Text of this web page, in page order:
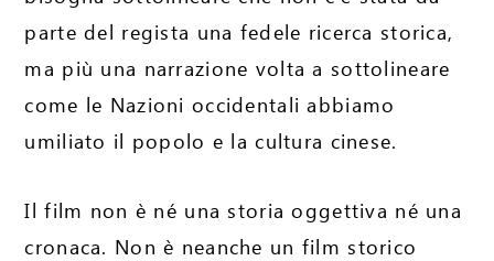
parte del regista una fedele ricerca storica,
ma più una narrazione volta a sottolineare
come le Nazioni occidentali abbiamo
umiliato il popolo e la cultura cinese.
Il film non è né una storia oggettiva né una
cronaca. Non è neanche un film storico